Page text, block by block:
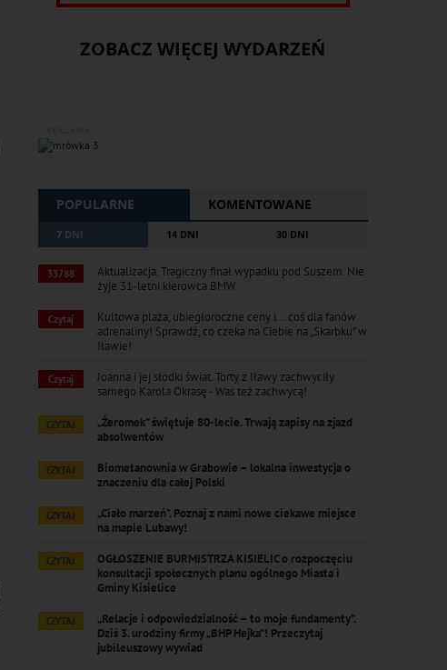
ZOBACZ WIĘCEJ WYDARZEŃ
POPULARNE KOMENTOWANE
7 DNI 14 DNI 30 DNI
33788
Aktualizacja. Tragiczny finał wypadku pod Suszem. Nie
żyje 31-letni kierowca BMW
Czytaj
Kultowa plaża, ubiegłoroczne ceny i... coś dla fanów
adrenaliny! Sprawdź, co czeka na Ciebie na „Skarbku” w
Iławie!
Czytaj
Joanna i jej słodki świat. Torty z Iławy zachwyciły
samego Karola Okrasę - Was też zachwycą!
CZYTAJ
„Żeromek” świętuje 80-lecie. Trwają zapisy na zjazd
absolwentów
CZYTAJ
Biometanownia w Grabowie – lokalna inwestycja o
znaczeniu dla całej Polski
CZYTAJ
„Ciało marzeń”. Poznaj z nami nowe ciekawe miejsce
na mapie Lubawy!
CZYTAJ
OGŁOSZENIE BURMISTRZA KISIELIC o rozpoczęciu
konsultacji społecznych planu ogólnego Miasta i
Gminy Kisielice
CZYTAJ
„Relacje i odpowiedzialność – to moje fundamenty”.
Dziś 3. urodziny firmy „BHP Hejka”! Przeczytaj
jubileuszowy wywiad